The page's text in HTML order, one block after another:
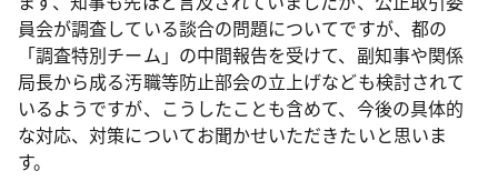
員会が調査している談合の問題についてですが、都の
「調査特別チーム」の中間報告を受けて、副知事や関係
局長から成る汚職等防止部会の立上げなども検討されて
いるようですが、こうしたことも含めて、今後の具体的
な対応、対策についてお聞かせいただきたいと思いま
す。